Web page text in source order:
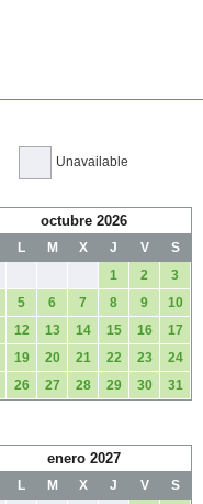
Unavailable
octubre 2026
L M X J V
S
1
2
3
5 6 7 8 9
10
12 13 14 15 16
17
19 20 21 22 23
24
26 27 28 29 30 31
enero 2027
L M X J V
S